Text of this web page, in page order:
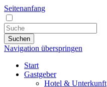
Seitenanfang
Suchen
Navigation überspringen
Start
Gastgeber
Hotel & Unterkunft